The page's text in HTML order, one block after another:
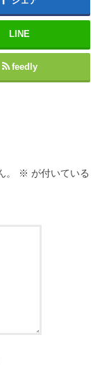
LINE
feedly
※ が付いている